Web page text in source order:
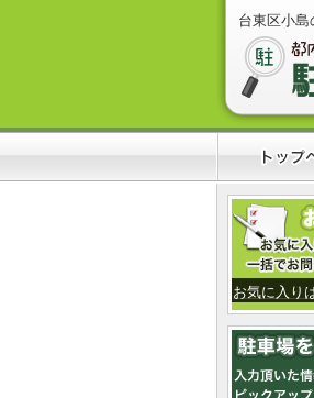
台東区小島
お気に入り